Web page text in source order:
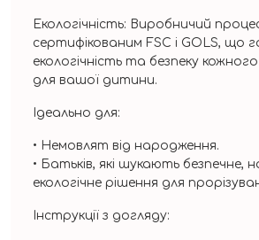
Екологічність: Виробничий
сертифікованим FSC і GOLS, що
екологічність та безпеку
для вашої дитини.
Ідеально для:
• Немовлят від народження.
• Батьків, які шукають безпечне,
екологічне рішення для
Інструкції з догляду: